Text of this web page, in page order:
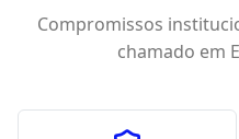
Compromissos
chamado em